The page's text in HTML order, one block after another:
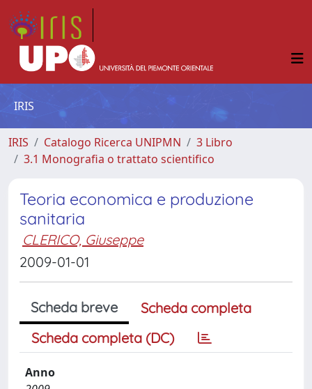
IRIS
IRIS Catalogo Ricerca UNIPMN
3 Libro
3.1 Monografia o trattato scientifico
Teoria economica e produzione
sanitaria
CLERICO, Giuseppe
2009-01-01
Scheda breve
Scheda completa
Scheda completa (DC)
Anno